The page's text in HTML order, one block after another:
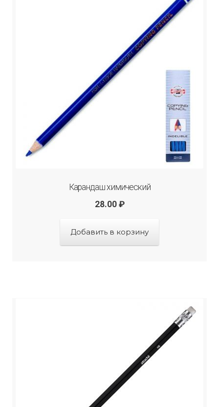
Карандаш химический
28.00 ₽
Добавить в корзину